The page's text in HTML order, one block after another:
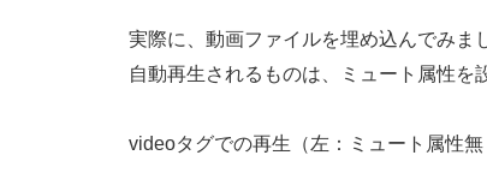
実際に、動画ファイルを埋め込んでみま
自動再生されるものは、ミュート属性を
videoタグでの再生（左：ミュート属性